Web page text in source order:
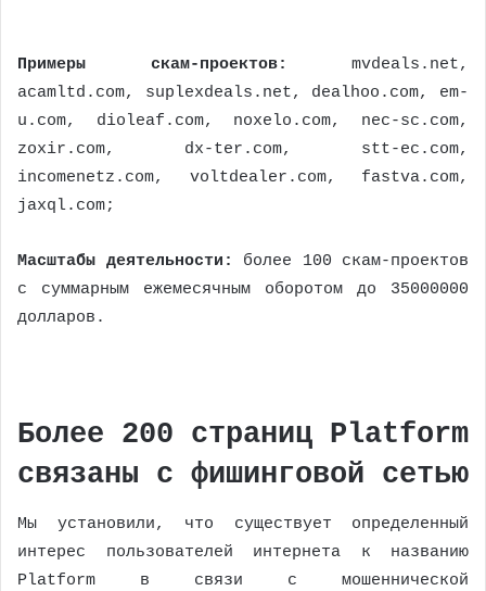
Примеры скам-проектов:
mvdeals.net,
acamltd.com, suplexdeals.net, dealhoo.com, em-
u.com, dioleaf.com, noxelo.com, nec-sc.com,
zoxir.com, dx-ter.com, stt-ec.com,
incomenetz.com, voltdealer.com, fastva.com,
jaxql.com;
Масштабы деятельности: более 100 скам-проектов
с суммарным ежемесячным оборотом до 35000000
долларов.
Более 200 страниц Platform
связаны с фишинговой сетью
Мы установили, что существует определенный
интерес пользователей интернета к названию
Platform в связи с мошеннической